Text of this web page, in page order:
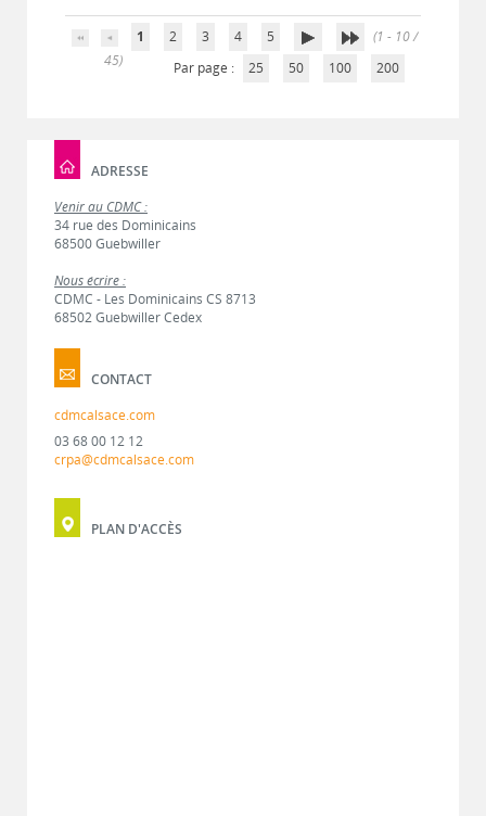
1 2 3 4 5
(1 - 10 /
45)
Par page : 25 50 100 200
ADRESSE
Venir au CDMC :
34 rue des Dominicains
68500 Guebwiller
Nous écrire :
CDMC - Les Dominicains CS 8713
68502 Guebwiller Cedex
CONTACT
cdmcalsace.com
03 68 00 12 12
crpa@cdmcalsace.com
PLAN D'ACCÈS